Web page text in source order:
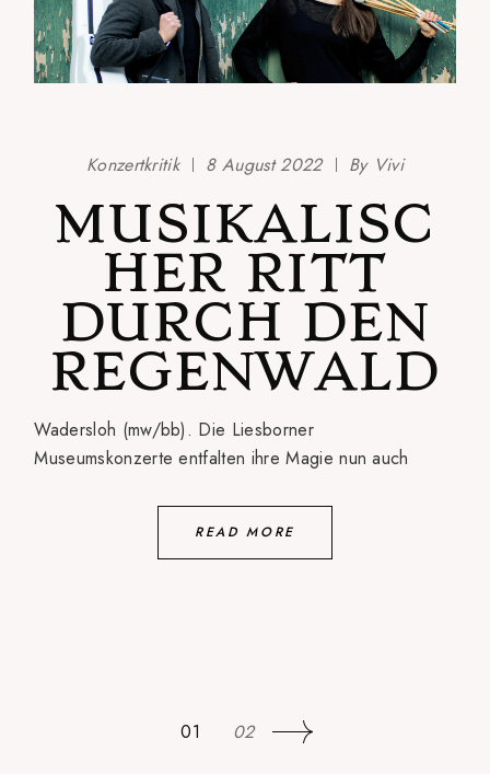
Konzertkritik 8 August 2022 By Vivi
MUSIKALISC
HER RITT
DURCH DEN
REGENWALD
Wadersloh (mw/bb). Die Liesborner
Museumskonzerte entfalten ihre Magie nun auch
READ MORE
01 02